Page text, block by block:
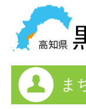
HOMEま